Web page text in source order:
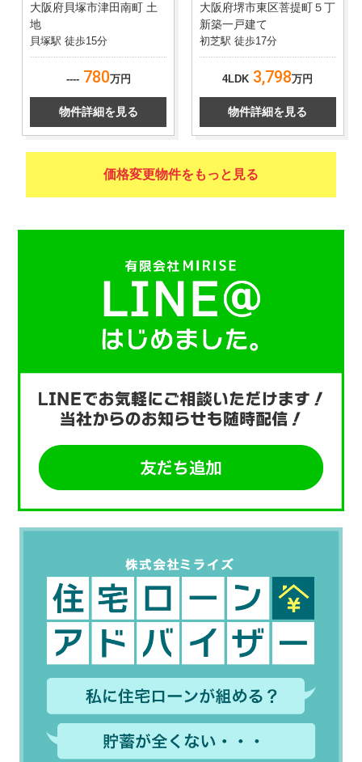
大阪府貝塚市津田南町 土
地
貝塚駅 徒歩15分
---- 780万円
物件詳細を見る
大阪府堺市東区菩提町５丁
新築一戸建て
初芝駅 徒歩17分
4LDK 3,798万円
物件詳細を見る
価格変更物件をもっと見る